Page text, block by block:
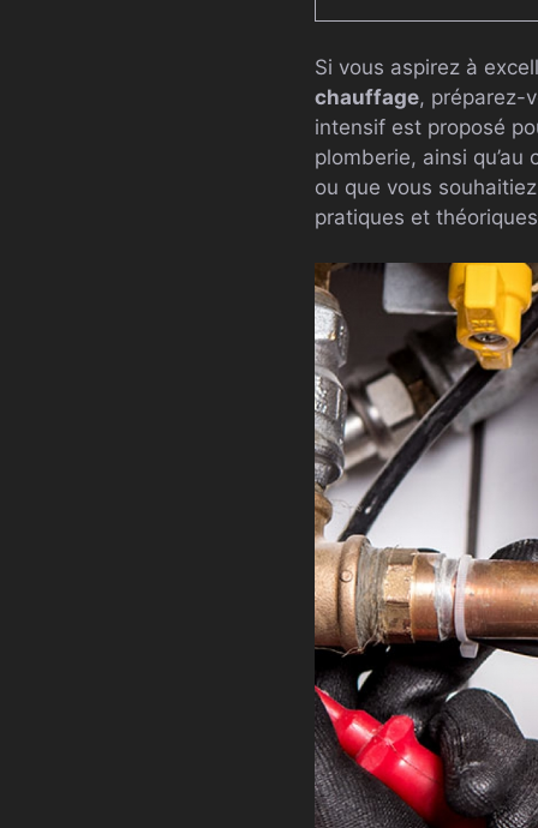
Si vous aspirez à
chauffage, préparez-
intensif est proposé
plomberie, ainsi
ou que vous
pratiques et